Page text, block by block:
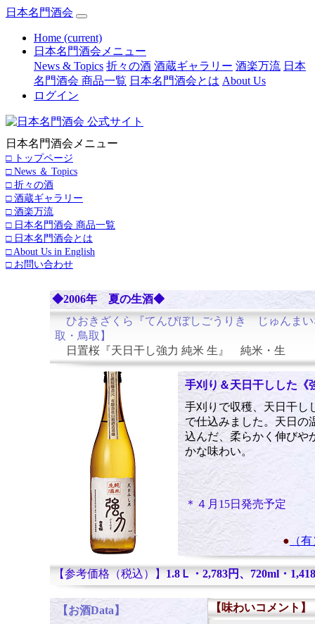
日本名門酒会
Home (current)
日本名門酒会メニュー
News & Topics 折々の酒 酒蔵ギャラリー 酒楽万流 日本
名門酒会 商品一覧 日本名門酒会とは About Us
ログイン
日本名門酒会メニュー
□ トップページ
□ News ＆ Topics
□ 折々の酒
□ 酒蔵ギャラリー
□ 酒楽万流
□ 日本名門酒会 商品一覧
□ 日本名門酒会とは
□ About Us in English
□ お問い合わせ
◆2006年 夏の生酒◆
ひおきざくら『てんぴぼしごうりき じゅんまい
取・鳥取】
日置桜『天日干し強力 純米 生』
純米・生
手刈り＆天日干しした《
手刈りで収穫、天日干し
で仕込みました。天日の
込んだ、柔らかく伸びや
かな味わい。
＊４月15日発売予定
● （
【参考価格（税込）】1.8Ｌ・2,783円、720ml・
【お酒Data】
【味わいコメント】